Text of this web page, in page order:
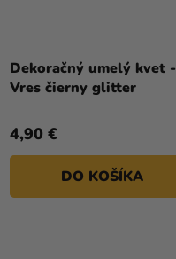
Dekoračný umelý kvet -
Vres čierny glitter
4,90 €
DO KOŠÍKA